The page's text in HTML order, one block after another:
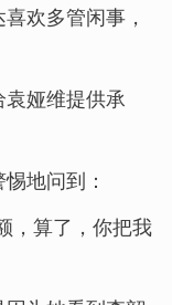
欢多管闲事，
娅维提供承
地问到：
，算了，你把我